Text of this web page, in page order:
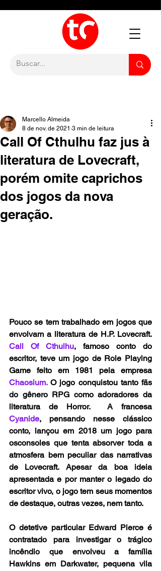
Call Of Cthulhu faz jus à
literatura de Lovecraft,
porém omite caprichos
dos jogos da nova
geração.
Marcello Almeida
8 de nov. de 2021 3 min de leitura
Pouco se tem trabalhado em jogos que
Call Of Cthulhu, famoso conto do
escritor, teve um jogo de Role Playing
Game feito em 1981 pela empresa
Chaosium. O jogo conquistou tanto fãs
do gênero RPG como adoradores da
literatura de Horror.  A francesa
Cyanide, pensando nesse clássico
conto, lançou em 2018 um jogo para
osconsoles que tenta absorver toda a
atmosfera bem peculiar das narrativas
de Lovecraft. Apesar da boa ideia
apresentada e por manter o legado do
escritor vivo, o jogo tem seus momentos
de destaque, outras vezes, nem tanto.
O detetive particular Edward Pierce é
contratado para investigar o trágico
incêndio que envolveu a família
Hawkins em Darkwater, pequena vila